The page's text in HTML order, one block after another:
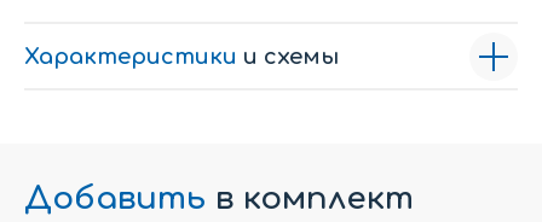
Характеристики и схемы
Добавить в комплект